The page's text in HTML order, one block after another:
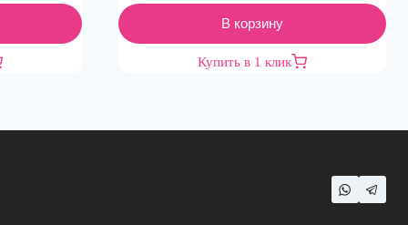
В корзину
Купить в 1 клик